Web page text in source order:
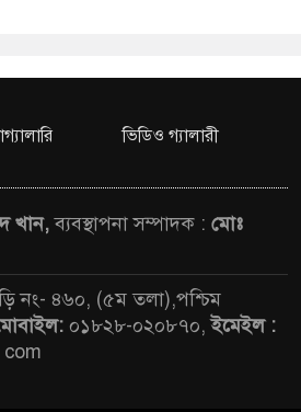
ভিডিও গ্যালারী
খান,ব্যবস্থাপনা সম্পাদক : মোঃ
নং- ৪৬০, (৫ম তলা),পশ্চিম
০১৮২৮-০২০৮৭০,ইমেইল :